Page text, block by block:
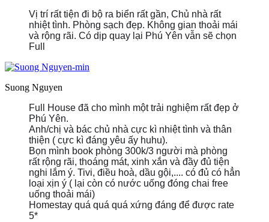
Vị trí rất tiện đi bộ ra biển rất gần, Chủ nhà rất
nhiệt tình. Phòng sạch đẹp. Không gian thoải mái
và rộng rãi. Có dịp quay lại Phú Yên vẫn sẽ chọn
Full
Suong Nguyen
Full House đã cho mình một trải nghiệm rất đẹp ở
Phú Yên.
Anh/chị và bác chủ nhà cực kì nhiệt tình và thân
thiện ( cực kì đáng yêu ấy huhu).
Bọn mình book phòng 300k/3 người mà phòng
rất rộng rãi, thoáng mát, xinh xắn và đầy đủ tiện
nghi lắm ý. Tivi, điều hoà, dầu gội,.... có đủ có hẳn
loại xịn ý ( lại còn có nước uống đóng chai free
uống thoải mái)
Homestay quá quá quá xứng đáng để được rate
5*